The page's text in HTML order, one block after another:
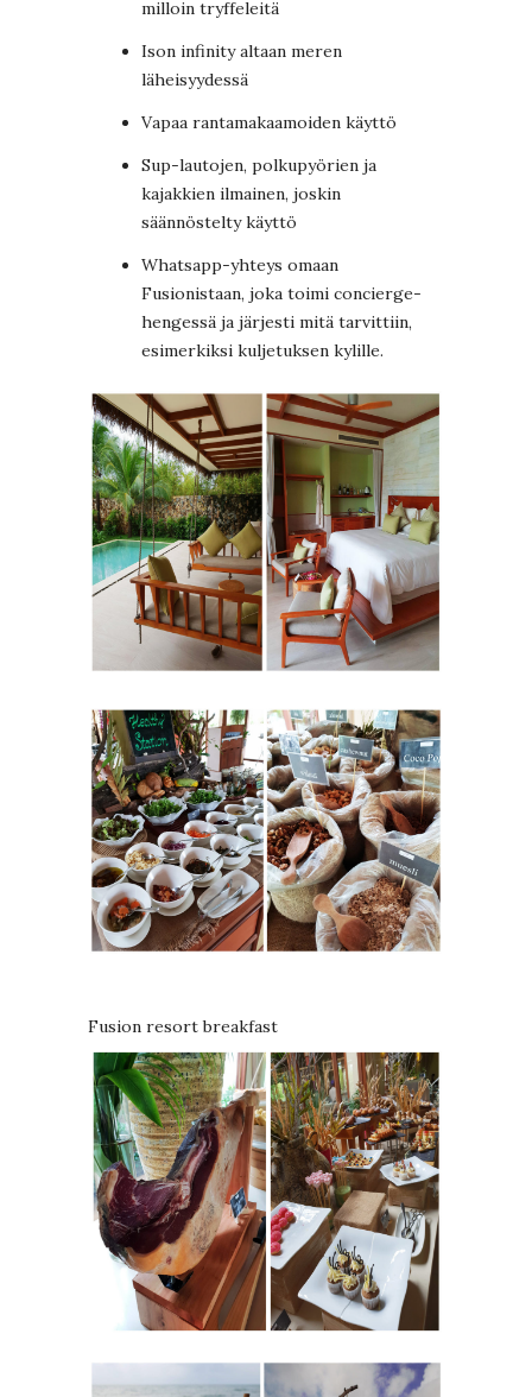
milloin tryffeleitä
Ison infinity altaan meren
läheisyydessä
Vapaa rantamakaamoiden käyttö
Sup-lautojen, polkupyörien ja
kajakkien ilmainen, joskin
säännöstelty käyttö
Whatsapp-yhteys omaan
Fusionistaan, joka toimi concierge-
hengessä ja järjesti mitä tarvittiin,
esimerkiksi kuljetuksen kylille.
Fusion resort breakfast